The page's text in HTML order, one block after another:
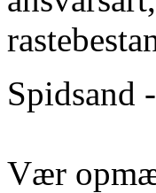
Spidsand
Vær